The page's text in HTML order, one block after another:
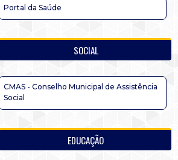
Portal da Saúde
SOCIAL
CMAS - Conselho Municipal de Assistência
Social
EDUCAÇÃO